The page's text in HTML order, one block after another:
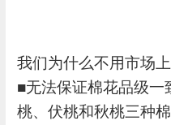
我们为什么不用市场
■无法保证棉花品级
桃、伏桃和秋桃三种